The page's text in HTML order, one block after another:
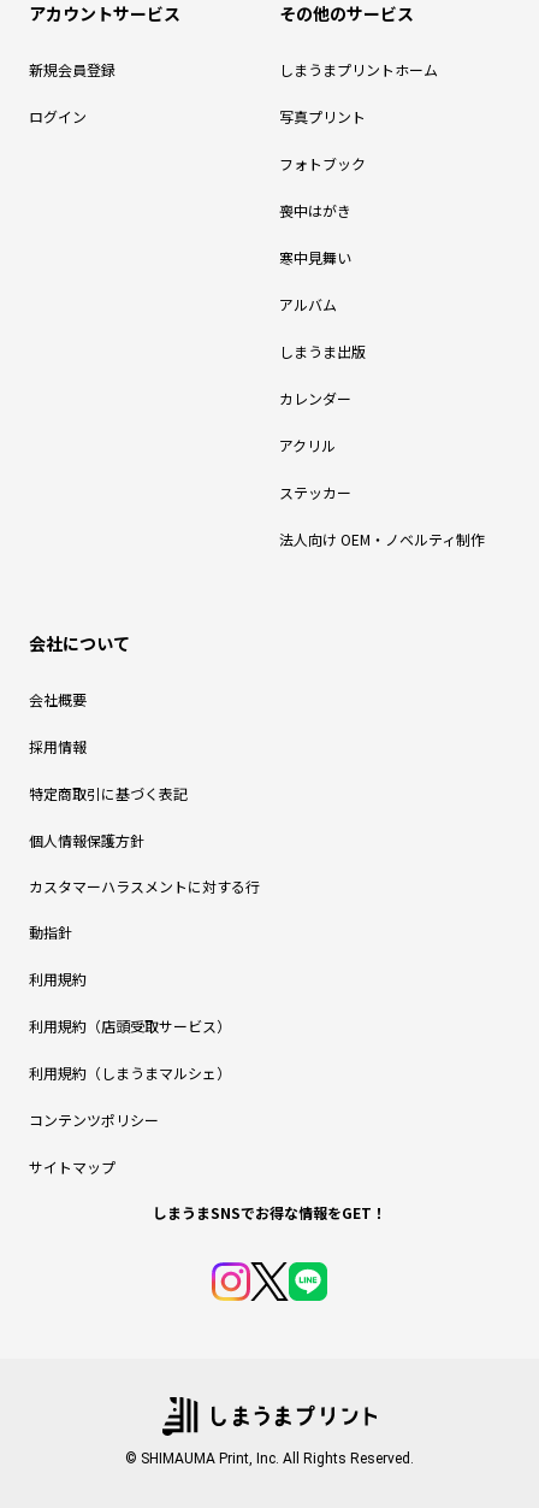
アカウントサービス
新規会員登録
ログイン
その他のサービス
しまうまプリントホーム
写真プリント
フォトブック
喪中はがき
寒中見舞い
アルバム
しまうま出版
カレンダー
アクリル
ステッカー
法人向け OEM・ノベルティ制作
会社について
会社概要
採用情報
特定商取引に基づく表記
個人情報保護方針
カスタマーハラスメントに対する行
動指針
利用規約
利用規約（店頭受取サービス）
利用規約（しまうまマルシェ）
コンテンツポリシー
サイトマップ
しまうまSNSでお得な情報をGET！
© SHIMAUMA Print, Inc. All Rights Reserved.